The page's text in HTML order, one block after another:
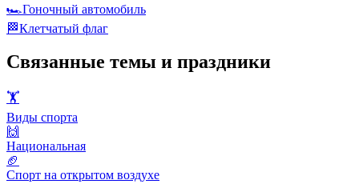
🏎️Гоночный автомобиль
🏁Клетчатый флаг
Связанные темы и праздники
🏋
Виды спорта
🙌
Национальная
🏈
Спорт на открытом воздухе